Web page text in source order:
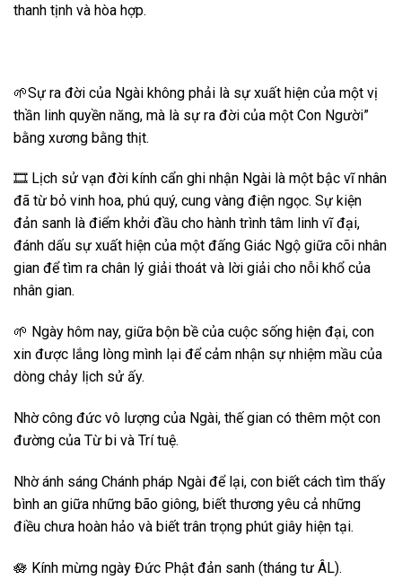
thanh tịnh và hòa hợp.
🌱Sự ra đời của Ngài không phải là sự xuất hiện của một vị
thần linh quyền năng, mà là sự ra đời của một Con Người”
bằng xương bằng thịt.
🎞️ Lịch sử vạn đời kính cẩn ghi nhận Ngài là một bậc vĩ nhân
đã từ bỏ vinh hoa, phú quý, cung vàng điện ngọc. Sự kiện
đản sanh là điểm khởi đầu cho hành trình tâm linh vĩ đại,
đánh dấu sự xuất hiện của một đấng Giác Ngộ giữa cõi nhân
gian để tìm ra chân lý giải thoát và lời giải cho nỗi khổ của
nhân gian.
🌱 Ngày hôm nay, giữa bộn bề của cuộc sống hiện đại, con
xin được lắng lòng mình lại để cảm nhận sự nhiệm mầu của
dòng chảy lịch sử ấy.
Nhờ công đức vô lượng của Ngài, thế gian có thêm một con
đường của Từ bi và Trí tuệ.
Nhờ ánh sáng Chánh pháp Ngài để lại, con biết cách tìm thấy
bình an giữa những bão giông, biết thương yêu cả những
điều chưa hoàn hảo và biết trân trọng phút giây hiện tại.
🪷 Kính mừng ngày Đức Phật đản sanh (tháng tư ÂL).